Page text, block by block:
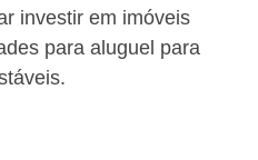
investir em imóveis
para aluguel para